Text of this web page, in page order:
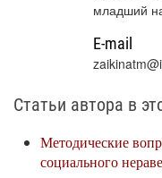
младший
E-mail
Статьи автора в
Методические
социального